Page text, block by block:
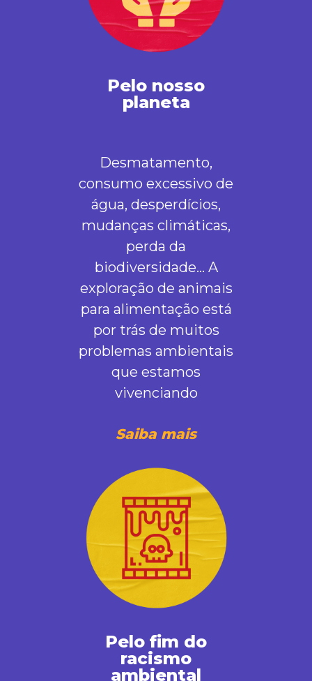
Pelo nosso
planeta
Desmatamento,
consumo excessivo de
água, desperdícios,
mudanças climáticas,
perda da
biodiversidade… A
exploração de animais
para alimentação está
por trás de muitos
problemas ambientais
que estamos
vivenciando
Saiba mais
Pelo fim do
racismo
ambiental